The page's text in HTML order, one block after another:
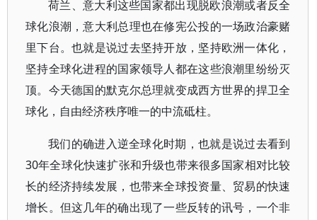
荷兰、意大利这些国家都出现脱欧浪潮或者反全
球化浪潮，意大利总理也在修宪公投的一场政治豪赌
里下台。也就是说过去坚持开放，坚持欧洲一体化，
坚持全球化进程的国家领导人都在这些浪潮里纷纷灭
顶。今天德国的默克尔总理就变成西方世界的捍卫全
球化，自由经济秩序唯一的中流砥柱。
我们的确进入逆全球化时期，也就是说过去看到
30年全球化快速扩张和升级也带来很多国家相对比较
长的经济持续发展，也带来全球投资量、贸易的快速
增长。但这几年的确出现了一些反转的讯号，一个非